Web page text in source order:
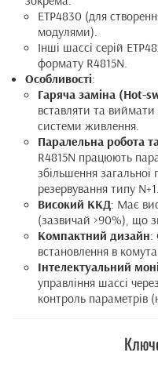
ETP4830 (для
модулями).
Інші шассі серій
формату R4815N.
Особливості:
Гаряча заміна (Hot-
вставляти та виймати
системи живлення.
Паралельна робота
R4815N працюють
збільшення загальної
резервування типу N+1.
Високий ККД: Має
(зазвичай >90%), що
Компактний дизайн:
встановлення в
Інтелектуальний
управління шассі
контроль параметрів